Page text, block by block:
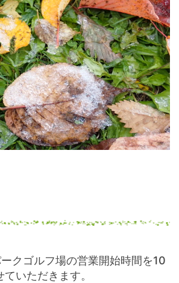
クゴルフ場の営業開始時間を10
いただきます。